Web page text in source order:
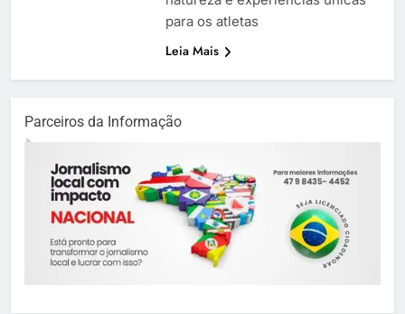
para os atletas
Leia Mais
Parceiros da Informação